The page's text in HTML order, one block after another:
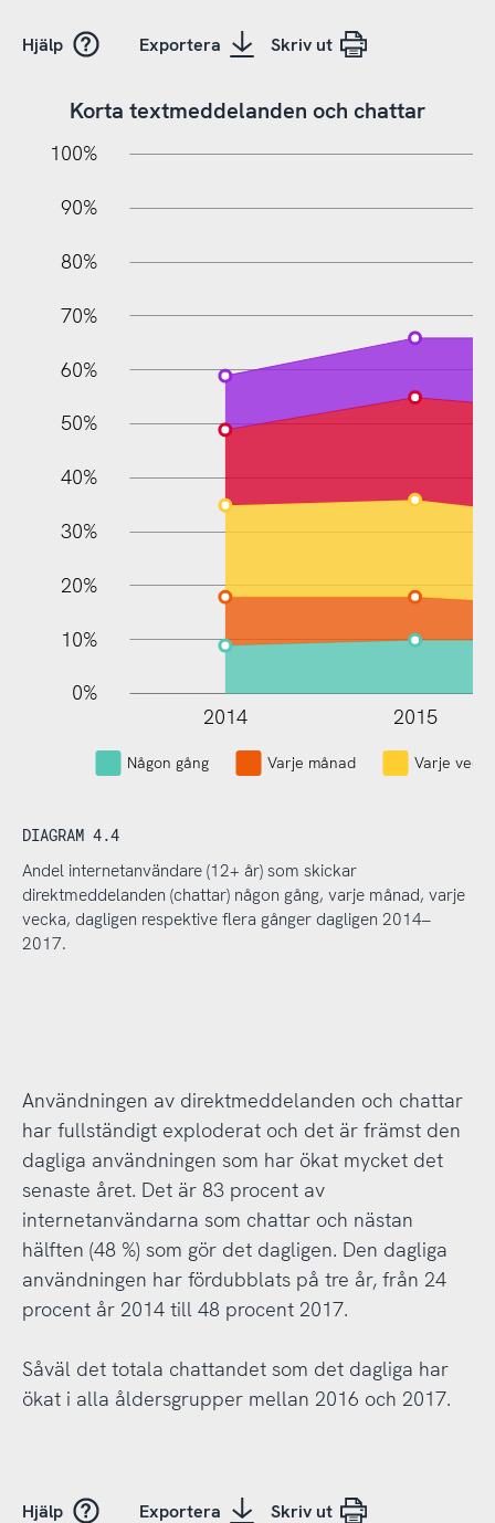
Hjälp Exportera Skriv ut
Korta textmeddelanden och chattar
10%
100%
90%
80%
70%
60%
50%
40%
30%
20%
10%
0%
2014 2015
Någon gång Varje månad Varje vecka
DIAGRAM 4.4
Andel internetanvändare (12+ år) som skickar
direktmeddelanden (chattar) någon gång, varje månad, varje
vecka, dagligen respektive flera gånger dagligen 2014–
2017.
Användningen av direktmeddelanden och chattar
har fullständigt exploderat och det är främst den
dagliga användningen som har ökat mycket det
senaste året. Det är 83 procent av
internetanvändarna som chattar och nästan
hälften (48 %) som gör det dagligen. Den dagliga
användningen har fördubblats på tre år, från 24
procent år 2014 till 48 procent 2017.
Såväl det totala chattandet som det dagliga har
ökat i alla åldersgrupper mellan 2016 och 2017.
Hjälp Exportera Skriv ut